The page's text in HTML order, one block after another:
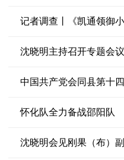
沈晓明主持召开专题会
中国共产党会同县第十
怀化队全力备战邵阳队
沈晓明会见刚果（布）